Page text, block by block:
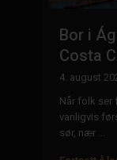
Bor i
Costa
4. august
Når folk ser
vanligvis
sør, nær ...